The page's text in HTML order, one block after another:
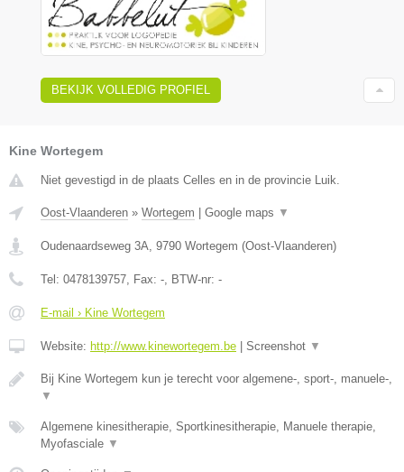
BEKIJK VOLLEDIG PROFIEL
Kine Wortegem
Niet gevestigd in de plaats Celles en in de provincie Luik.
Oost-Vlaanderen » Wortegem Google maps ▼
Oudenaardseweg 3A, 9790 Wortegem (Oost-Vlaanderen)
Tel: 0478139757, Fax: -, BTW-nr: -
E-mail › Kine Wortegem
Website: http://www.kinewortegem.be Screenshot ▼
Bij Kine Wortegem kun je terecht voor algemene-, sport-, manuele-,
▼
Algemene kinesitherapie, Sportkinesitherapie, Manuele therapie,
Myofasciale ▼